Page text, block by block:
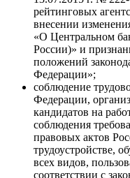
рейтинговых
внесении
«О Центральном
России)» и
положений
Федерации»;
соблюдение
Федерации,
кандидатов на
соблюдения
правовых актов
трудоустройстве,
всех видов,
соответствии с